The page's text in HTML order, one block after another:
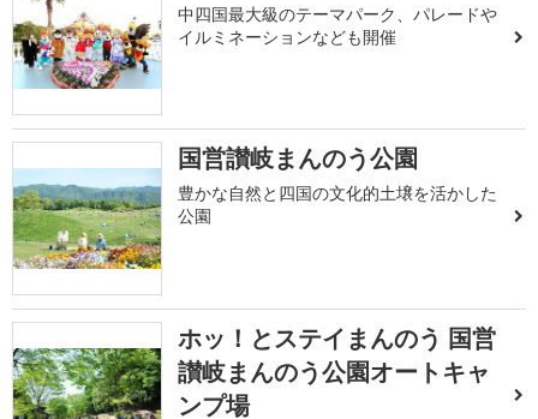
中四国最大級のテーマパーク、パレードや
イルミネーションなども開催
国営讃岐まんのう公園
豊かな自然と四国の文化的土壌を活かした
公園
ホッ！とステイまんのう 国営
讃岐まんのう公園オートキャ
ンプ場